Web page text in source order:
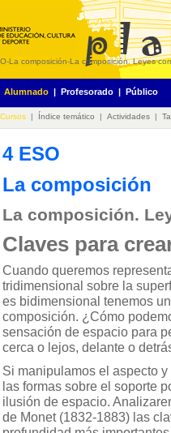
-La composición-La composición. Leyes
Alumnado | Profesorado | Público
Cursos | Índice temático | Actividades |
4 ESO
La composición
La composición.
Claves para
Cuando queremos
tridimensional sobre la
es bidimensional tenemos
composición. ¿Cómo
sensación de espacio para
cerca o lejos, delante o
Si manipulamos el aspecto
las formas sobre el soporte
ilusión de espacio.
de Monet (1832-1883) las